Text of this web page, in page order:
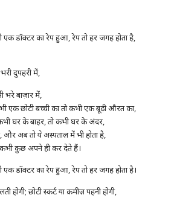
डॉक्टर का रेप हुआ, रेप तो हर जगह होता है,
दुपहरी में,
भरे बाज़ार में,
एक छोटी बच्ची का तो कभी एक बूढ़ी औरत का,
घर के बाहर, तो कभी घर के अंदर,
अब तो ये अस्पताल में भी होता है,
कभी कुछ अपने ही कर देते हैं।
डॉक्टर का रेप हुआ, रेप तो हर जगह होता है।
छोटी स्कर्ट या क़मीज़ पहनी होगी,